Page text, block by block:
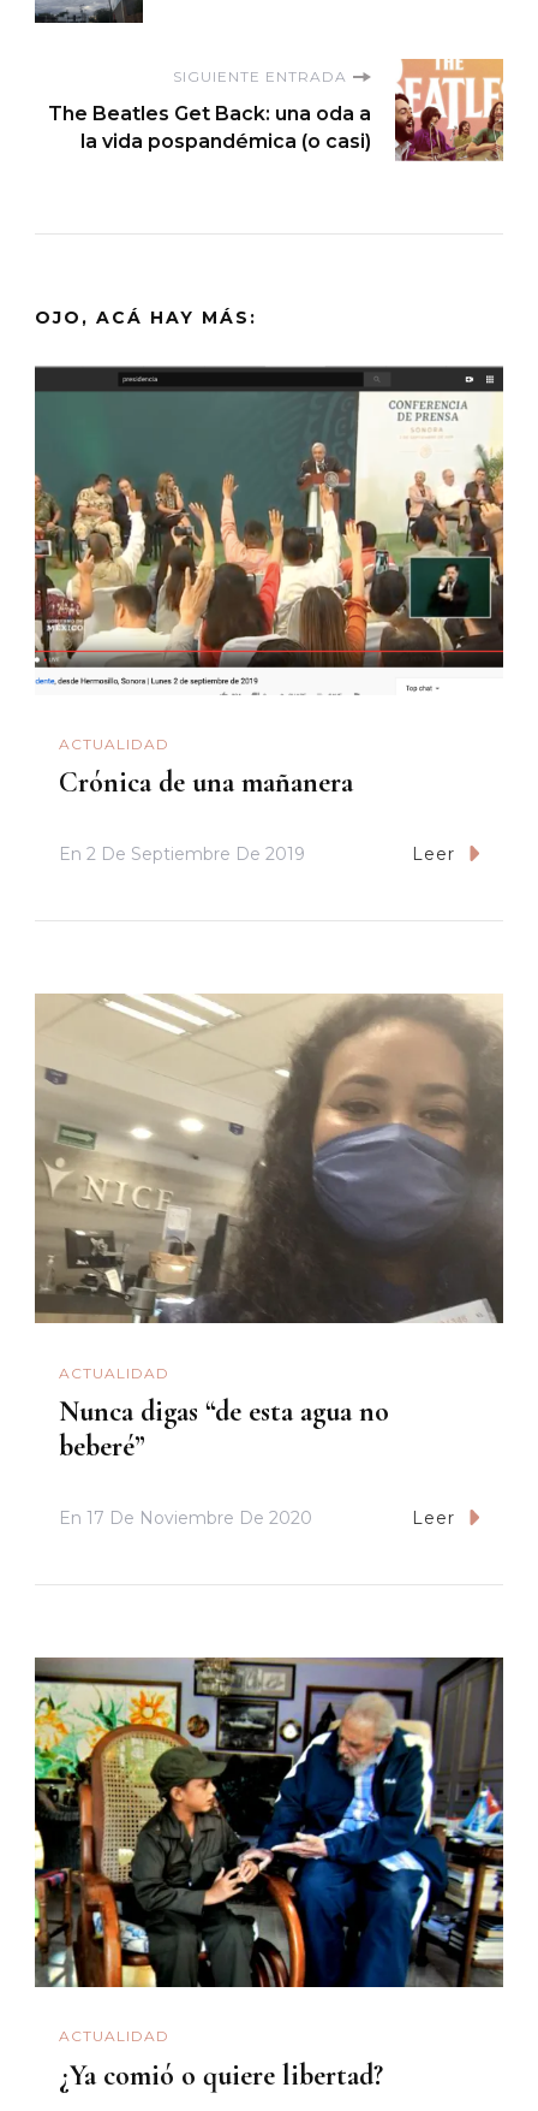
entradasSIGUIENTE ENTRADA
The Beatles Get Back: una oda a
la vida pospandémica (o casi)
OJO, ACÁ HAY MÁS:
ACTUALIDAD
Crónica de una mañanera
En 2 De Septiembre De 2019 Leer
ACTUALIDAD
Nunca digas “de esta agua no
beberé”
En 17 De Noviembre De 2020 Leer
ACTUALIDAD
¿Ya comió o quiere libertad?